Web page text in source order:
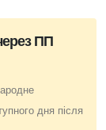
ПП
дня після